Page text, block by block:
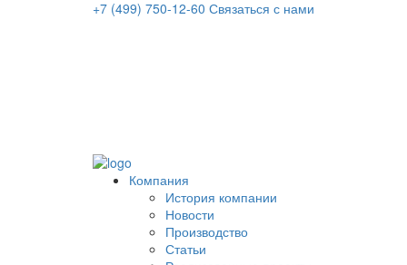
+7 (499) 750-12-60 Связаться с нами
Компания
История компании
Новости
Производство
Статьи